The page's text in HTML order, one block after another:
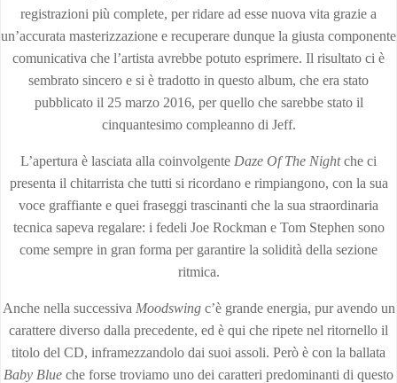
registrazioni più complete, per ridare ad esse nuova vita grazie a
un’accurata masterizzazione e recuperare dunque la giusta componente
comunicativa che l’artista avrebbe potuto esprimere. Il risultato ci è
sembrato sincero e si è tradotto in questo album, che era stato
pubblicato il 25 marzo 2016, per quello che sarebbe stato il
cinquantesimo compleanno di Jeff.
L’apertura è lasciata alla coinvolgente Daze Of The Nightche ci
presenta il chitarrista che tutti si ricordano e rimpiangono, con la sua
voce graffiante e quei fraseggi trascinanti che la sua straordinaria
tecnica sapeva regalare: i fedeli Joe Rockman e Tom Stephen sono
come sempre in gran forma per garantire la solidità della sezione
ritmica.
Anche nella successiva Moodswingc’è grande energia, pur avendo un
carattere diverso dalla precedente, ed è qui che ripete nel ritornello il
titolo del CD, inframezzandolo dai suoi assoli. Però è con la ballata
Baby Blue che forse troviamo uno dei caratteri predominanti di questo